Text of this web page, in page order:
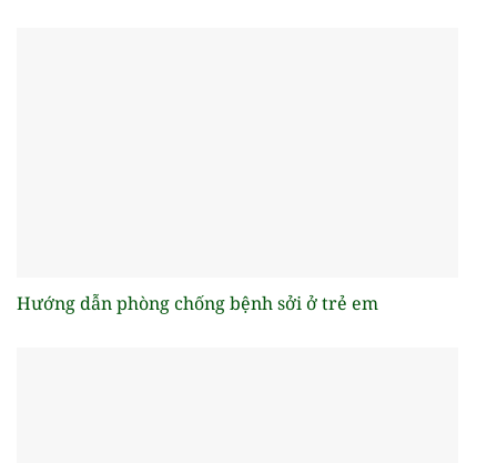
Hướng dẫn phòng chống bệnh sởi ở trẻ em